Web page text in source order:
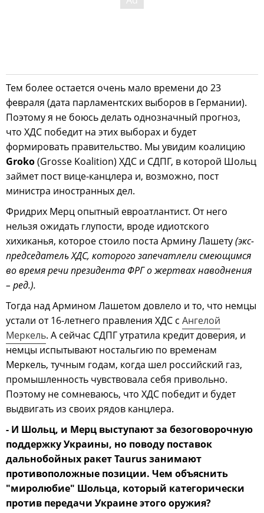
Тем более остается очень мало времени до 23
февраля (дата парламентских выборов в Германии).
Поэтому я не боюсь делать однозначный прогноз,
что ХДС победит на этих выборах и будет
формировать правительство. Мы увидим коалицию
Groko(Grosse Koalition) ХДС и СДПГ, в которой Шольц
займет пост вице-канцлера и, возможно, пост
министра иностранных дел.
Фридрих Мерц опытный евроатлантист. От него
нельзя ожидать глупости, вроде идиотского
хихиканья, которое стоило поста Армину Лашету(экс-
председатель ХДС, которого запечатлели смеющимся
во время речи президента ФРГ о жертвах наводнения
– ред.).
Тогда над Армином Лашетом довлело и то, что немцы
устали от 16-летнего правления ХДС с Ангелой
Меркель. А сейчас СДПГ утратила кредит доверия, и
немцы испытывают ностальгию по временам
Меркель, тучным годам, когда шел российский газ,
промышленность чувствовала себя привольно.
Поэтому не сомневаюсь, что ХДС победит и будет
выдвигать из своих рядов канцлера.
- И Шольц, и Мерц выступают за безоговорочную
поддержку Украины, но поводу поставок
дальнобойных ракет Taurus занимают
противоположные позиции. Чем объяснить
"миролюбие" Шольца, который категорически
против передачи Украине этого оружия?